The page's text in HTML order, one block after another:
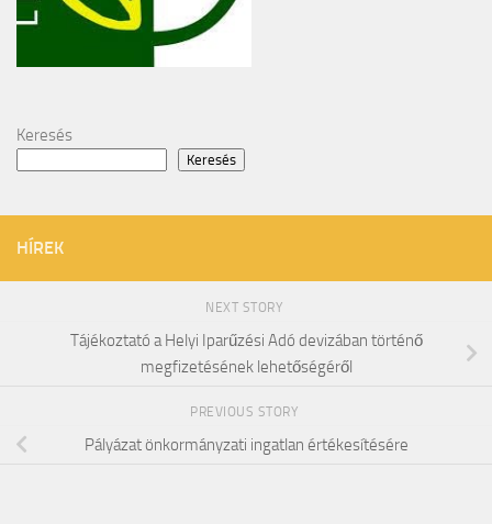
Keresés
Keresés
HÍREK
NEXT STORY
Tájékoztató a Helyi Iparűzési Adó devizában történő
megfizetésének lehetőségéről
PREVIOUS STORY
Pályázat önkormányzati ingatlan értékesítésére